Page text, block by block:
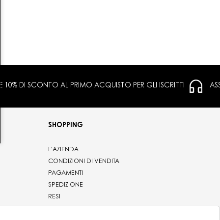
E 10% DI SCONTO AL PRIMO ACQUISTO PER GLI ISCRITTI
SHOPPING
L'AZIENDA
CONDIZIONI DI VENDITA
PAGAMENTI
SPEDIZIONE
RESI